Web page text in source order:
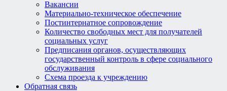
Вакансии
Материально-техническое обеспечение
Постинтернатное сопровождение
Количество свободных мест для получателей
социальных услуг
Предписания органов, осуществляющих
государственный контроль в сфере социального
обслуживания
Схема проезда к учреждению
Обратная связь